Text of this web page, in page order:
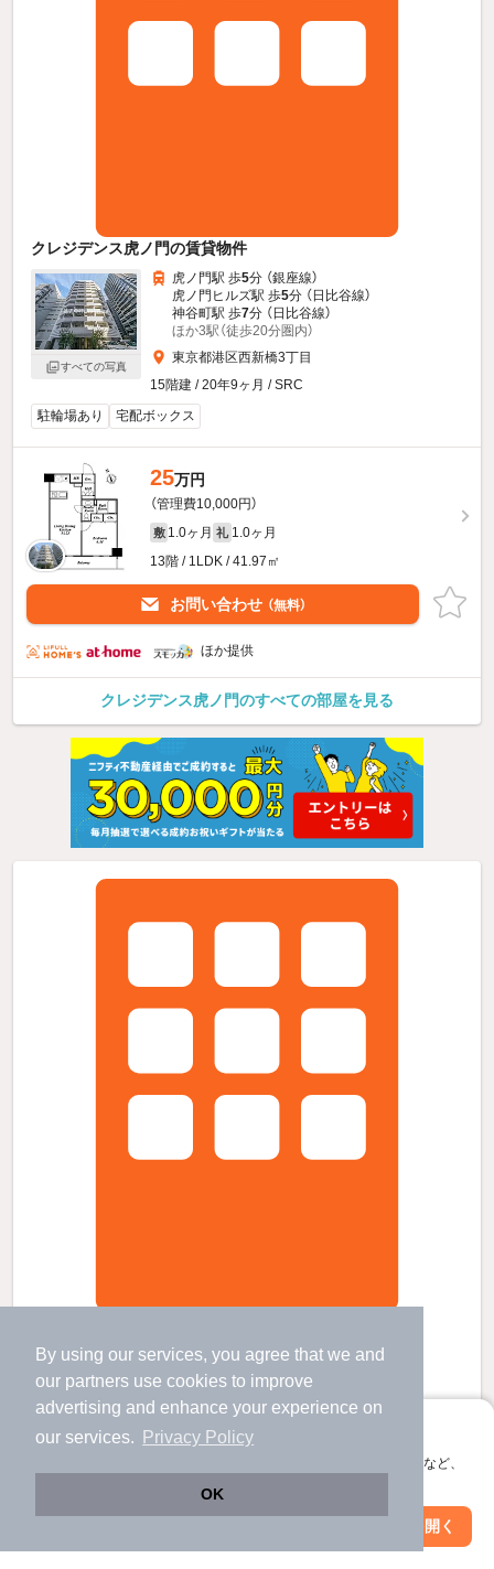
By using our services, you agree that we and
our partners use cookies to improve
advertising and enhance your experience on
our services.
Privacy Policy
OK
アプリに切り替えて、サクサクお部屋探し
会員登録なしですぐ使える。マップ検索やお気に入り保存など、
アプリを開く
クレジデンス虎ノ門の賃貸物件
すべての写真
虎ノ門駅 歩5分 （銀座線）
虎ノ門ヒルズ駅 歩5分 （日比谷線）
神谷町駅 歩7分 （日比谷線）
ほか3駅（徒歩20分圏内）
東京都港区西新橋3丁目
15階建 / 20年9ヶ月 / SRC
駐輪場あり
宅配ボックス
25万円
（管理費10,000円）
敷 1.0ヶ月 礼 1.0ヶ月
13階 / 1LDK / 41.97㎡
お問い合わせ （無料）
ほか提供
クレジデンス虎ノ門のすべての部屋を見る
内幸町駅 歩 4分 （都営三田線）
虎ノ門ヒルズ駅 歩6分 （日比谷線）
ほか12駅（徒歩20分圏内）
東京都港区西新橋２丁目
宅配ボックス
絞り込み条件を変更